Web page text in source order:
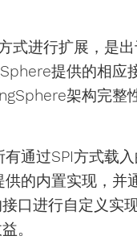
式进行扩展，是
提供的相应
架构完整
通过SPI方式载
的内置实现，并
口进行自定义实
。